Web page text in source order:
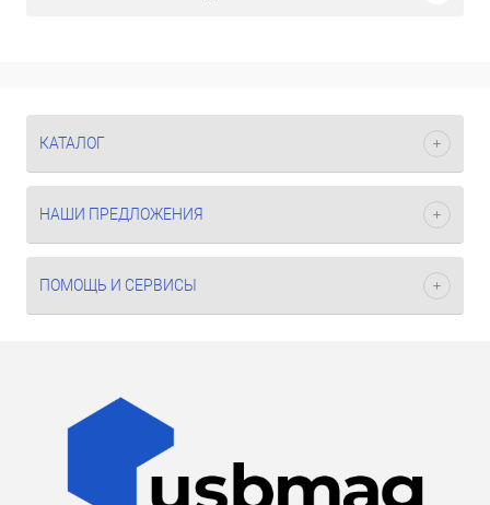
КАТАЛОГ
НАШИ ПРЕДЛОЖЕНИЯ
ПОМОЩЬ И СЕРВИСЫ